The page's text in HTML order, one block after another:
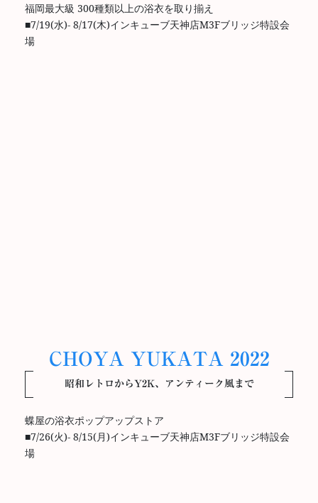
福岡最大級 300種類以上の浴衣を取り揃え
■7/19(水)- 8/17(木)インキューブ天神店M3Fブリッジ特設会
場
CHOYA YUKATA 2022
昭和レトロからY2K、アンティーク風まで
蝶屋の浴衣ポップアップストア
■7/26(火)- 8/15(月)インキューブ天神店M3Fブリッジ特設会
場